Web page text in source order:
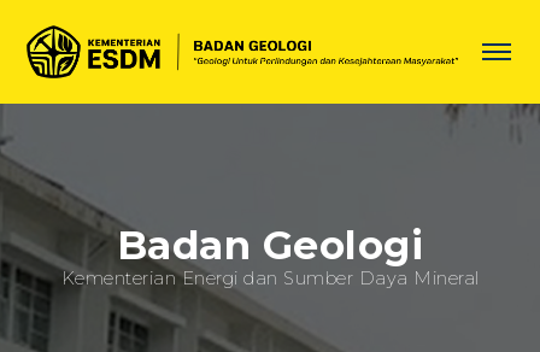
Badan Geologi
Kementerian Energi dan Sumber Daya Mineral